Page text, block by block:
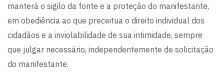
manterá o sigilo da fonte e a proteção do manifestante,
em obediência ao que preceitua o direito individual dos
cidadãos e a inviolabilidade de sua intimidade, sempre
que julgar necessário, independentemente de solicitação
do manifestante.